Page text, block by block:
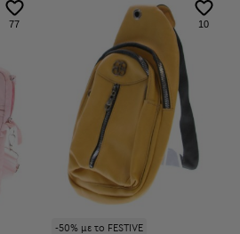
77
-50% με το FESTIVE
10